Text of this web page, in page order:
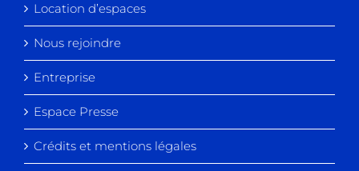
Location d’espaces
Nous rejoindre
Entreprise
Espace Presse
Crédits et mentions légales